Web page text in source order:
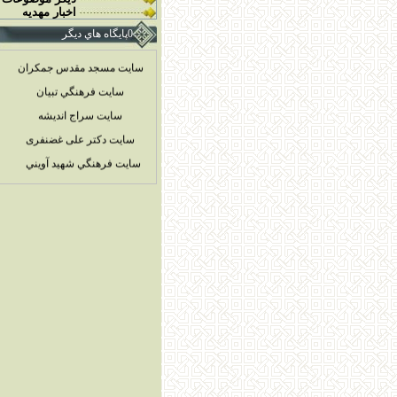
اخبار مهديه
0پايگاه هاي ديگر
سایت مسجد مقدس جمکران
سايت فرهنگي تبيان
سايت سراج انديشه
سایت دکتر علی غضنفری
سايت فرهنگي شهيد آويني